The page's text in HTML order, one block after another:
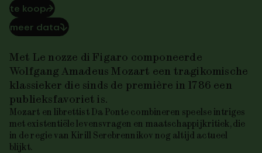
te koop⮫
meer data⮯
Met Le nozze di Figaro componeerde
Wolfgang Amadeus Mozart een tragikomische
klassieker die sinds de première in 1786 een
publieksfavoriet is.
Mozart en librettist Da Ponte combineren speelse intriges
met existentiële levensvragen en maatschappijkritiek, die
in de regie van Kirill Serebrennikov nog altijd actueel
blijkt.